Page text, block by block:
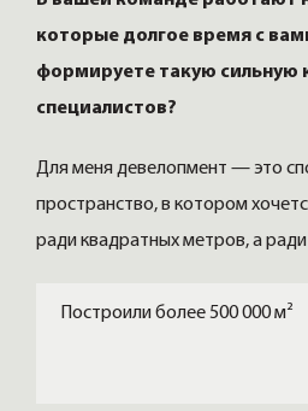
которые долгое время с
формируете такую сильную
специалистов?
Для меня девелопмент — это
пространство, в котором
ради квадратных метров, а
Построили более 500 000 м²